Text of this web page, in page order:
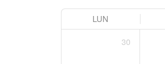
LUN
30